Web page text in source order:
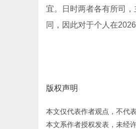
宜。日时两者各有所司
同，因此对于个人在
版权声明
本文仅代表作者观点，不代
本文系作者授权发表，未经